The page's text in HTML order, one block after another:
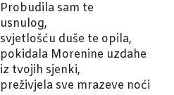
Probudila sam te
usnulog,
svjetlošću duše te opila,
pokidala Morenine uzdahe
iz tvojih sjenki,
preživjela sve mrazeve noći